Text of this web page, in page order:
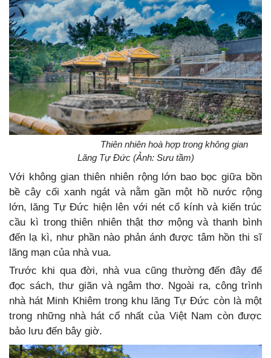
Thiên nhiên hoà hợp trong không gian
Lăng Tự Đức (Ảnh: Sưu tầm)
Với không gian thiên nhiên rộng lớn bao bọc giữa bồn
bề cây cối xanh ngát và nằm gần một hồ nước rộng
lớn, lăng Tự Đức hiện lên với nét cổ kính và kiến trúc
cầu kì trong thiên nhiên thật thơ mộng và thanh bình
đến lạ kì, như phần nào phản ánh được tâm hồn thi sĩ
lãng mạn của nhà vua.
Trước khi qua đời, nhà vua cũng thường đến đây để
đọc sách, thư giãn và ngâm thơ. Ngoài ra, công trình
nhà hát Minh Khiêm trong khu lăng Tự Đức còn là một
trong những nhà hát cổ nhất của Việt Nam còn được
bảo lưu đến bây giờ.